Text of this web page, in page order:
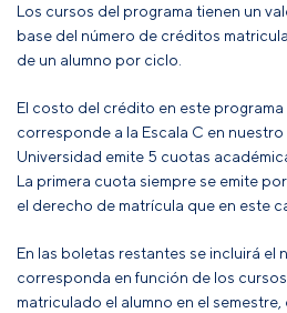
Los cursos del programa tienen un
base del número de créditos
de un alumno por ciclo.
El costo del crédito en este programa
corresponde a la Escala C en
Universidad emite 5 cuotas
La primera cuota siempre se emite
el derecho de matrícula que en este
En las boletas restantes se incluirá el
corresponda en función de los
matriculado el alumno en el